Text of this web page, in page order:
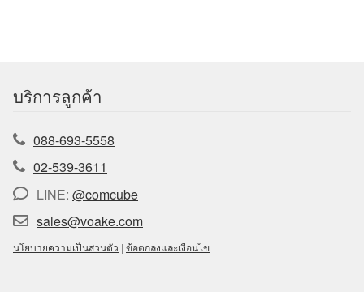
บริการลูกค้า
088-693-5558
02-539-3611
LINE: @comcube
sales@voake.com
นโยบายความเป็นส่วนตัว | ข้อตกลงและเงื่อนไข